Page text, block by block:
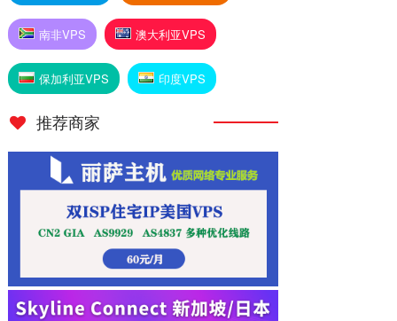
南非VPS 澳大利亚VPS
保加利亚VPS 印度VPS
推荐商家